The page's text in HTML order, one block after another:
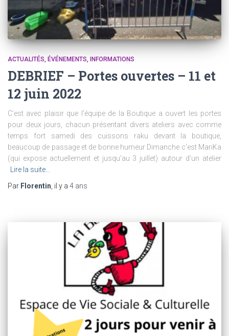
ACTUALITÉS ÉVÉNEMENTS INFORMATIONS
DEBRIEF – Portes ouvertes – 11 et
12 juin 2022
C’est avec plaisir que l’équipe de la Boutique a ouvert les portes
pour deux jours, chacun présentant divers ateliers avec comme
temps fort samedi des cuissons raku devant la boutique,
beaucoup de passage et de bonne humeur Dimanche c’est MariKa
(qui expose actuellement et jusqu’au 3 juillet) autour d’un atelier
Lire la suite…
Par Florentin , il y a 4 ans